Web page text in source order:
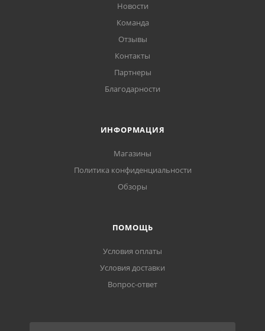
Новости
Команда
Отзывы
Контакты
Партнеры
Благодарности
ИНФОРМАЦИЯ
Магазины
Политика конфиденциальности
Обзоры
ПОМОЩЬ
Условия оплаты
Условия доставки
Вопрос-ответ